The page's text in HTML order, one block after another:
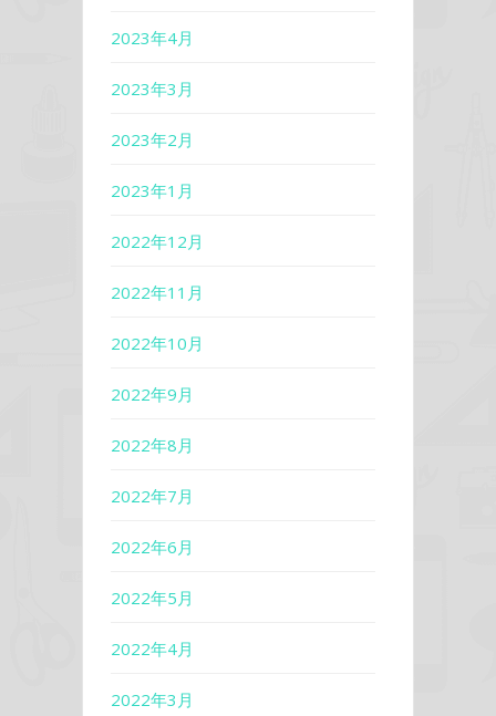
2023年4月
2023年3月
2023年2月
2023年1月
2022年12月
2022年11月
2022年10月
2022年9月
2022年8月
2022年7月
2022年6月
2022年5月
2022年4月
2022年3月